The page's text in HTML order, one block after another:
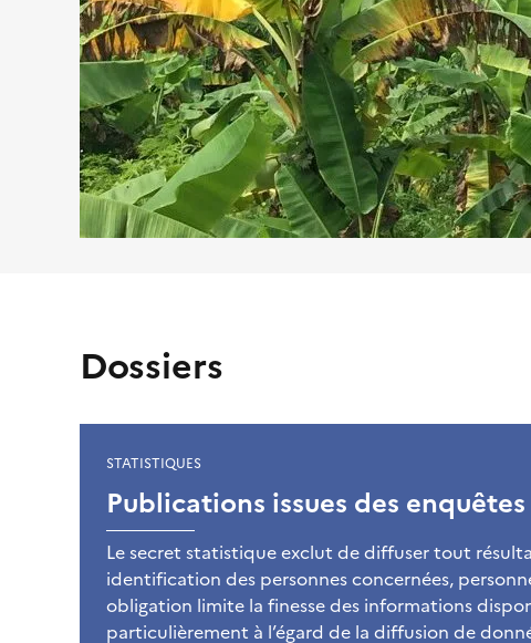
Dossiers
Publications issues des enquêtes
STATISTIQUES
Le secret statistique exclut de diffuser tout
identification des personnes concernées,
obligation limite la finesse des informations
particulièrement à l’égard de la diffusion de